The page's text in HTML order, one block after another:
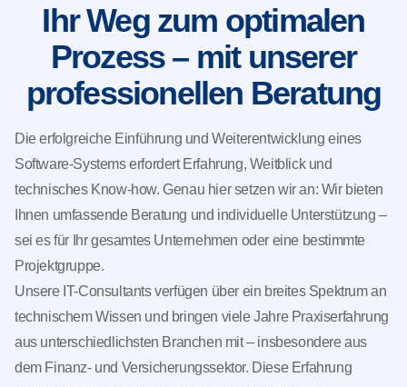
Ihr Weg zum optimalen
Prozess – mit unserer
professionellen Beratung
Die erfolgreiche Einführung und Weiterentwicklung eines
Software-Systems erfordert Erfahrung, Weitblick und
technisches Know-how. Genau hier setzen wir an: Wir bieten
Ihnen umfassende Beratung und individuelle Unterstützung –
sei es für Ihr gesamtes Unternehmen oder eine bestimmte
Projektgruppe.
Unsere IT-Consultants verfügen über ein breites Spektrum an
technischem Wissen und bringen viele Jahre Praxiserfahrung
aus unterschiedlichsten Branchen mit – insbesondere aus
dem Finanz- und Versicherungssektor. Diese Erfahrung